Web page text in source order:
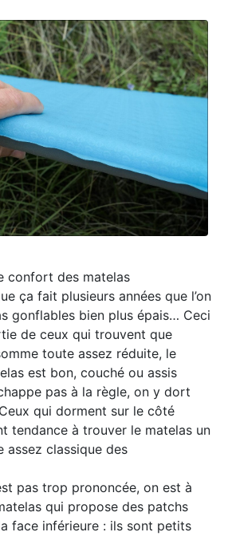
confort des matelas
ça fait plusieurs années que l’on
gonflables bien plus épais… Ceci
de ceux qui trouvent que
toute assez réduite, le
est bon, couché ou assis
pas à la règle, on y dort
qui dorment sur le côté
tendance à trouver le matelas un
assez classique des
pas trop prononcée, on est à
qui propose des patchs
face inférieure : ils sont petits